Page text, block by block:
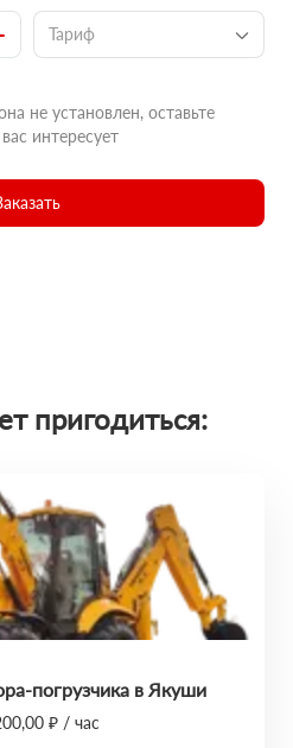
Тариф
не установлен, оставьте
интересует
пригодиться:
погрузчика в Якуши
₽ / час